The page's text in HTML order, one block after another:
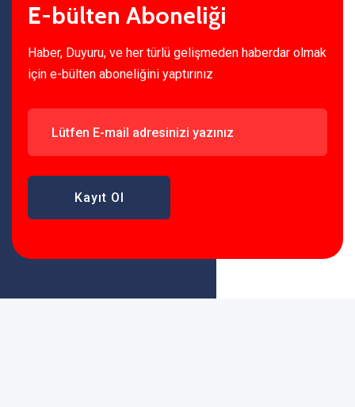
E-bülten Aboneliği
Haber, Duyuru, ve her türlü gelişmeden haberdar olmak
için e-bülten aboneliğini yaptırınız
Kayıt Ol